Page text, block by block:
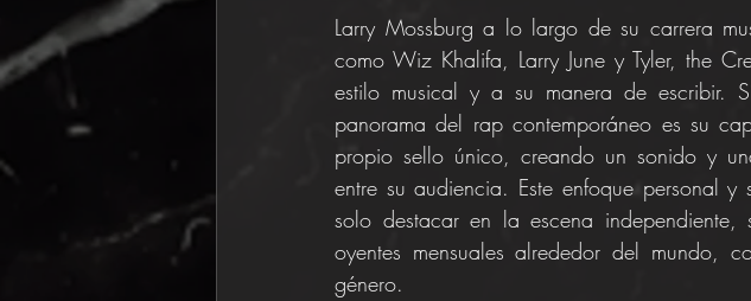
Larry Mossburg a lo largo de su carrera
como Wiz Khalifa, Larry June y Tyler, the
estilo musical y a su manera de escribir.
panorama del rap contemporáneo es su
propio sello único, creando un sonido y
entre su audiencia. Este enfoque personal
solo destacar en la escena
oyentes mensuales alrededor del mundo,
género.